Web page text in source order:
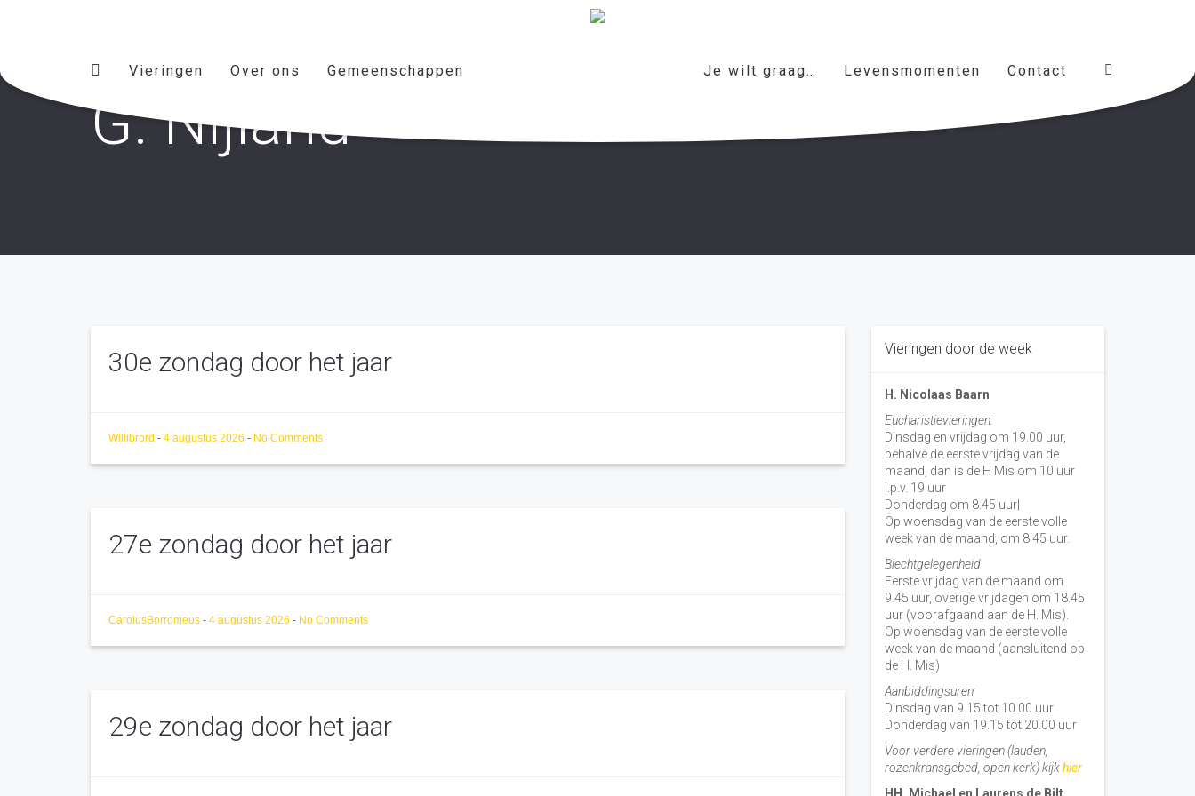
Vieringen Over ons Gemeenschappen Je wilt graag… Levensmomenten Contact
G. Nijland
30e zondag door het jaar
Willibrord - 4 augustus 2026 - No Comments
27e zondag door het jaar
CarolusBorromeus - 4 augustus 2026 - No Comments
29e zondag door het jaar
Vieringen door de week
H. Nicolaas Baarn
Eucharistievieringen:
Dinsdag en vrijdag om 19.00 uur,
behalve de eerste vrijdag van de
maand, dan is de H Mis om 10 uur
i.p.v. 19 uur
Donderdag om 8.45 uur|
Op woensdag van de eerste volle
week van de maand, om 8:45 uur.
Biechtgelegenheid
Eerste vrijdag van de maand om
9.45 uur, overige vrijdagen om 18.45
uur (voorafgaand aan de H. Mis).
Op woensdag van de eerste volle
week van de maand (aansluitend op
de H. Mis)
Aanbiddingsuren:
Dinsdag van 9.15 tot 10.00 uur
Donderdag van 19.15 tot 20.00 uur
Voor verdere vieringen (lauden,
rozenkransgebed, open kerk) kijkhier